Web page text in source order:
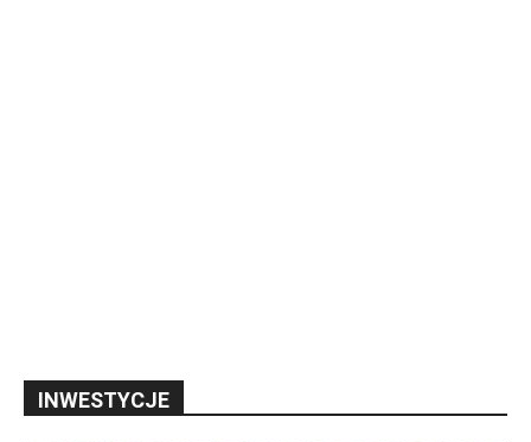
INWESTYCJE